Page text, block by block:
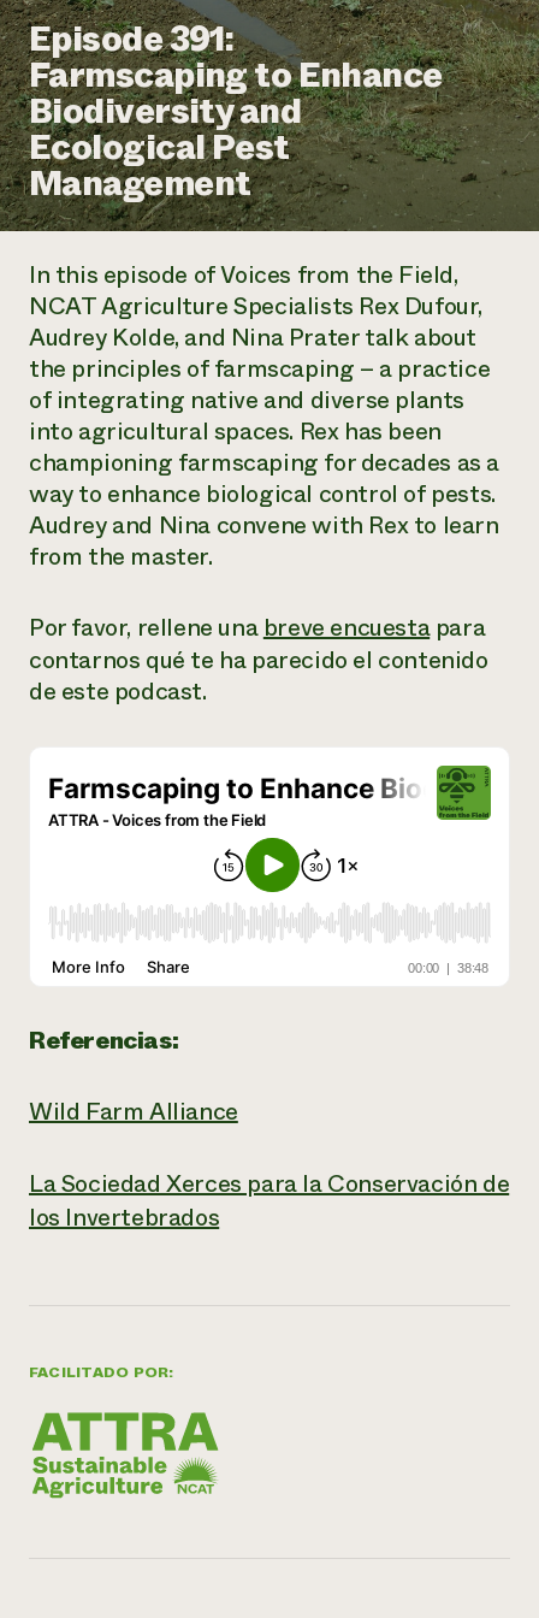
Informes anuales y financieros
Historias de impacto
Informe de
impacto 2024
LEER EL INFORME
Latinos en la agricultura
Sistemas alimentarios locales
Agricultura urbana
Las mujeres en la agricultura
Evento anual de reciclaje de productos electrónicos
Programa de descuentos de NorthWestern Energy
Servicios energéticos comerciales
Servicios energéticos residenciales
LIHEAP
Centro de intercambio de información AgriSolar
Blog
Podcasts
Publicaciones
Cursos cortos
Vídeos
Oportunidades de financiación
Noticias
Internship Hub
Buscar prácticas
Contratar a un becario
un
1-800-346-
Asociaciones empresariales
Donar
Donaciones planificadas
Boletín
Consultas de los medios de comunicación
Todos
contribuyen a la
resiliencia de la
comunidad.
DONAR AHORA
Episode 391:
Farmscaping to Enhance
Biodiversity and
Ecological Pest
Management
FACILITADO POR:
In this episode of Voices from the Field,
NCAT Agriculture Specialists Rex Dufour,
Audrey Kolde, and Nina Prater talk about
the principles of farmscaping – a practice
of integrating native and diverse plants
into agricultural spaces. Rex has been
championing farmscaping for decades as a
way to enhance biological control of pests.
Audrey and Nina convene with Rex to learn
from the master.
Por favor, rellene unabreve encuestapara
contarnos qué te ha parecido el contenido
de este podcast.
Referencias:
Wild Farm Alliance
La Sociedad Xerces para la Conservación de
los Invertebrados